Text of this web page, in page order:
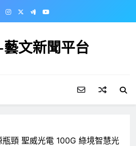
文新聞平台
頸 聖威光電 100G 綠境智慧光